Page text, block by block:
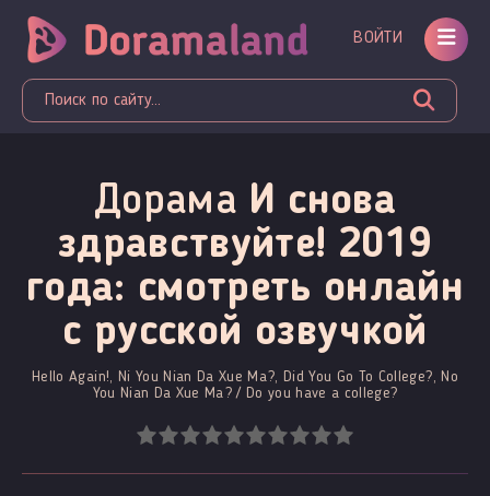
ВОЙТИ
Дорама И снова
здравствуйте! 2019
года: смотреть онлайн
c русской озвучкой
Hello Again!, Ni You Nian Da Xue Ma?, Did You Go To College?, No
You Nian Da Xue Ma? / Do you have a college?